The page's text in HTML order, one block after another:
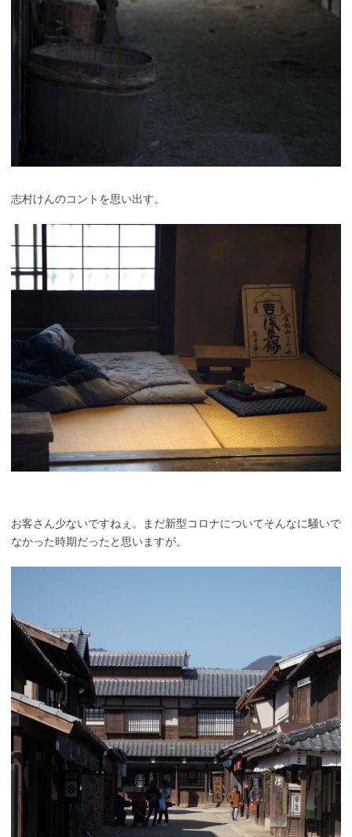
志村けんのコントを思い出す。
お客さん少ないですねぇ。まだ新型コロナについてそんなに騒いで
なかった時期だったと思いますが。